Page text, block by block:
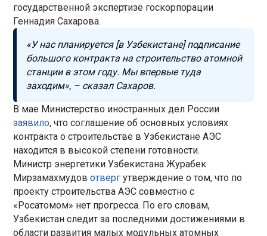
государственной экспертизе госкорпорации
Геннадия Сахарова.
«У нас планируется [в Узбекистане] подписание
большого контракта на строительство атомной
станции в этом году. Мы впервые туда
заходим», – сказал Сахаров.
В мае Министерство иностранных дел России
заявило, что соглашение об основных условиях
контракта о строительстве в Узбекистане АЭС
находится в высокой степени готовности.
Министр энергетики Узбекистана Журабек
Мирзамахмудовотвергутверждение о том, что по
проекту строительства АЭС совместно с
«Росатомом» нет прогресса. По его словам,
Узбекистан следит за последними достижениями в
области развития малых модульных атомных